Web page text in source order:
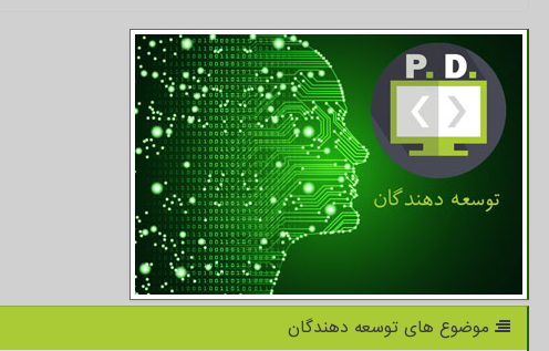
موضوع های توسعه دهندگان